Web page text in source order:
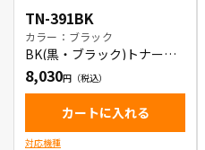
TN-391BK
カラー：ブラック
BK(黒・ブラック)トナーカ
ートリッジ
8,030
カートに入れる
対応機種